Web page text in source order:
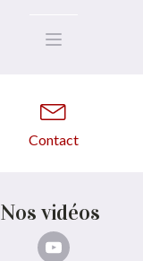
Contact
Nos vidéos